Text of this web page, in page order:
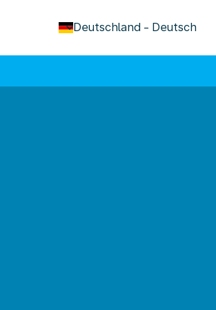
Deutschland - Deutsch
keyboard_arrow_down